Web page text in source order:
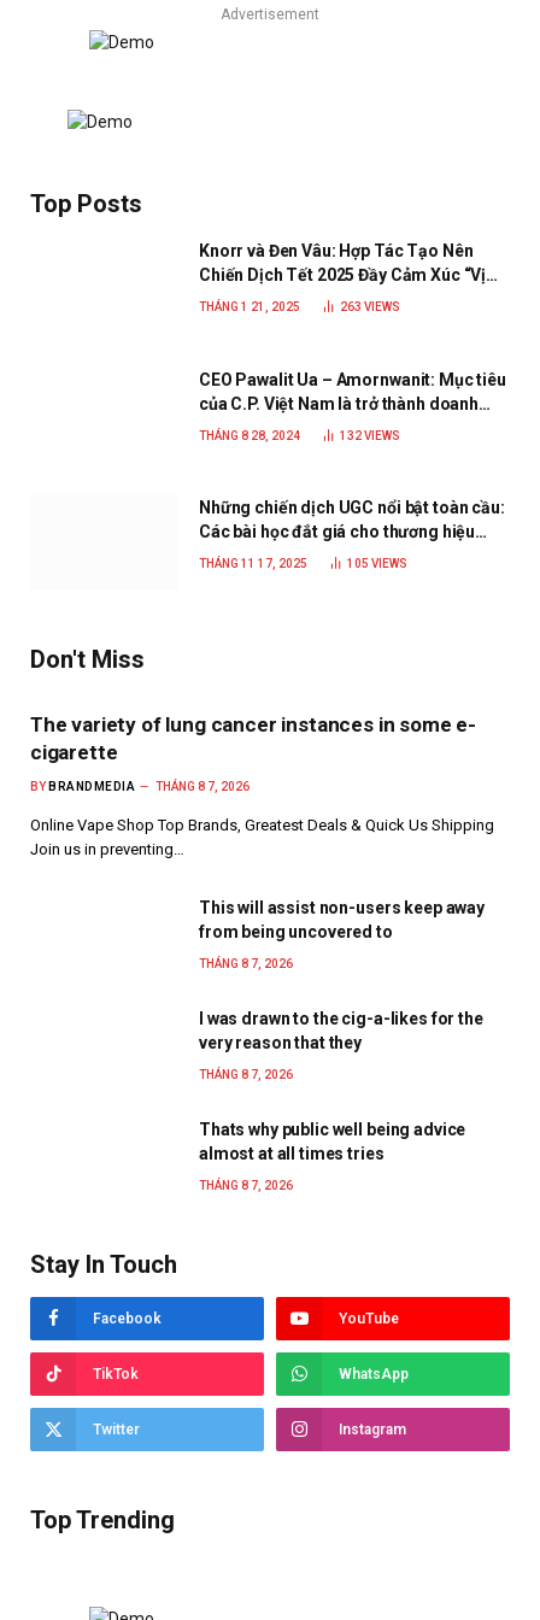
Advertisement
Top Posts
Knorr và Đen Vâu: Hợp Tác Tạo Nên
Chiến Dịch Tết 2025 Đầy Cảm Xúc “Vị
Nhà”
THÁNG 1 21, 2025 263 VIEWS
CEO Pawalit Ua – Amornwanit: Mục tiêu
của C.P. Việt Nam là trở thành doanh
nghiệp xanh, phát triển bền vững
THÁNG 8 28, 2024 132VIEWS
Những chiến dịch UGC nổi bật toàn cầu:
Các bài học đắt giá cho thương hiệu
năm 2025
THÁNG 11 17, 2025 105 VIEWS
Don't Miss
The variety of lung cancer instances in some e-
cigarette
BY BRANDMEDIA THÁNG 8 7, 2026
Online Vape Shop Top Brands, Greatest Deals & Quick Us Shipping
Join us in preventing…
This will assist non-users keep away
from being uncovered to
THÁNG 8 7, 2026
I was drawn to the cig-a-likes for the
very reason that they
THÁNG 8 7, 2026
Thats why public well being advice
almost at all times tries
THÁNG 8 7, 2026
Stay In Touch
Facebook YouTube
TikTok WhatsApp
Twitter Instagram
Top Trending